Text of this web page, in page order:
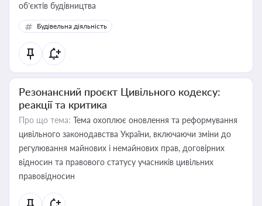
об’єктів будівництва
Будівельна діяльність
Резонансний проєкт Цивільного кодексу:
реакції та критика
Про що тема: Тема охоплює оновлення та реформування
цивільного законодавства України, включаючи зміни до
регулювання майнових і немайнових прав, договірних
відносин та правового статусу учасників цивільних
правовідносин